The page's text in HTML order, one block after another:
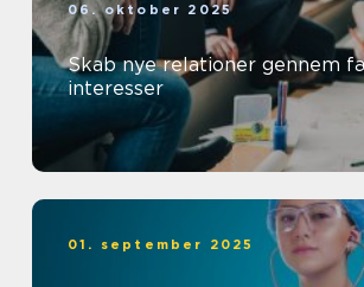
06. oktober 2025
Skab nye relationer gennem
interesser
01. september 2025